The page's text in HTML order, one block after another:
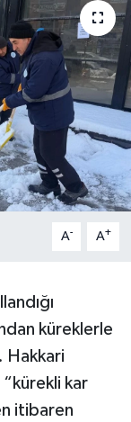
A- A+
küreklerle
Hakkari
kar
itibaren